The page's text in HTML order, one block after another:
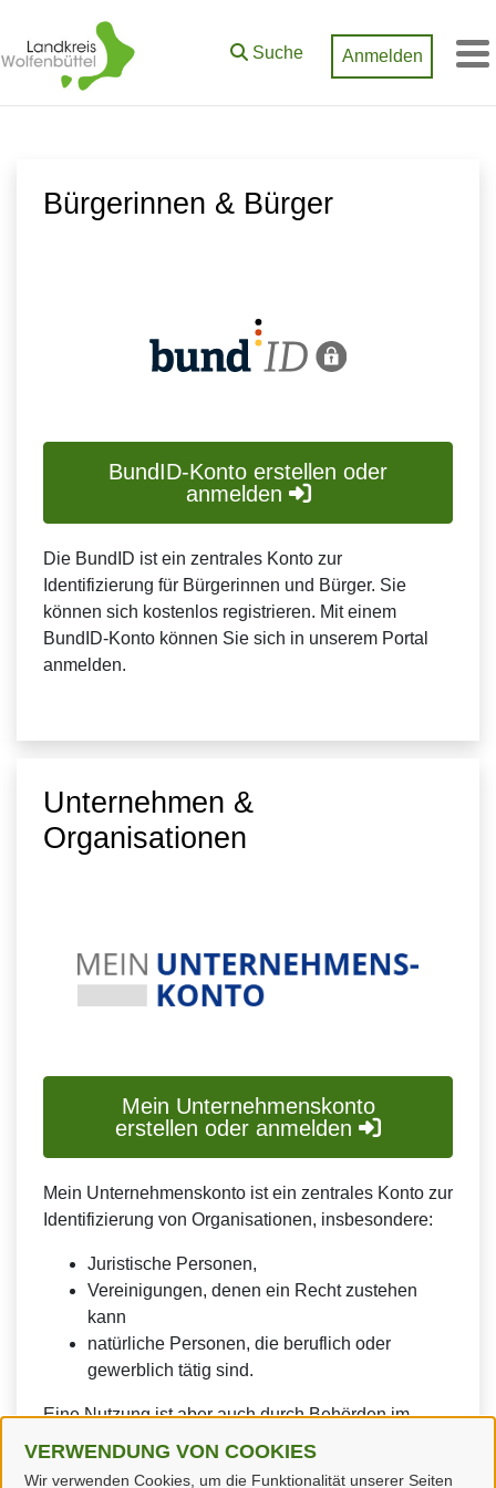
Zum Hauptinhalt springen
VERWENDUNG VON COOKIES
Wir verwenden Cookies, um die Funktionalität unserer Seiten
Suche Anmelden
Bürgerinnen & Bürger
BundID-Konto erstellen oder
anmelden
Die BundID ist ein zentrales Konto zur
Identifizierung für Bürgerinnen und Bürger. Sie
können sich kostenlos registrieren. Mit einem
BundID-Konto können Sie sich in unserem Portal
anmelden.
Unternehmen &
Organisationen
Mein Unternehmenskonto
erstellen oder anmelden
Mein Unternehmenskonto ist ein zentrales Konto zur
Identifizierung von Organisationen, insbesondere:
Juristische Personen,
Vereinigungen, denen ein Recht zustehen
kann
natürliche Personen, die beruflich oder
gewerblich tätig sind.
Eine Nutzung ist aber auch durch Behörden im
Sinne von § 1 Abs. 4 Verwaltungsverfahrensgesetz